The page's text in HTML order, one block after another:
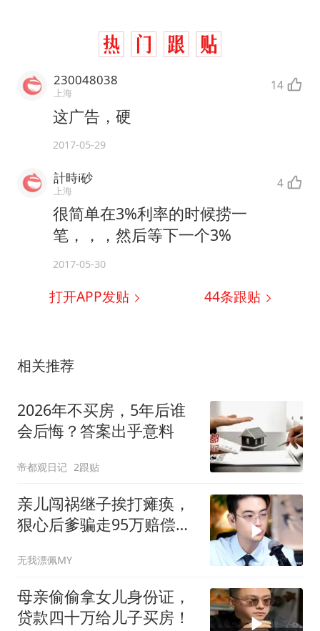
230048038
上海 14
这广告，硬
2017-05-29
計時i砂
上海 4
很简单在3%利率的时候捞一
笔，，，然后等下一个3%
2017-05-30
打开APP发贴 44条跟贴
相关推荐
2026年不买房，5年后谁
会后悔？答案出乎意料
帝都观日记 2跟贴
亲儿闯祸继子挨打瘫痪，
狠心后爹骗走95万赔偿金
无我漂佩MY
母亲偷偷拿女儿身份证，
贷款四十万给儿子买房！